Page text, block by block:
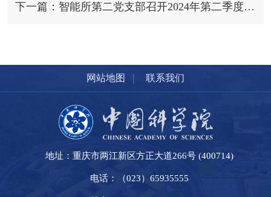
下一篇：智能所第二党支部召开2024年第二季度党员大会
网站地图 | 联系我们
地址：重庆市两江新区方正大道266号 (400714)
电话：（023）65935555